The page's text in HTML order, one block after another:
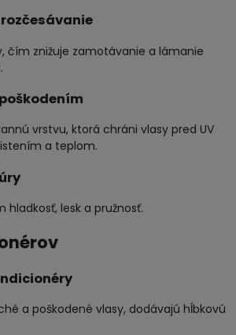
čím znižuje zamotávanie a lámanie
vrstvu, ktorá chráni vlasy pred UV
a teplom.
hladkosť, lesk a pružnosť.
a poškodené vlasy, dodávajú hĺbkovú